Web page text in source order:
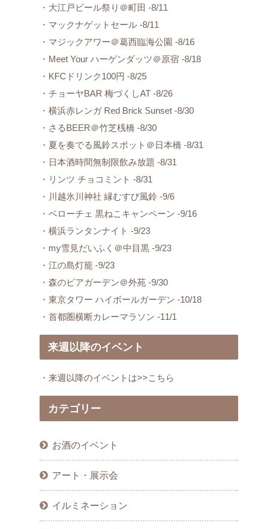
・大江戸ビール祭り＠町田 -8/11
・マックナゲットセール -8/11
・マジックアワー＠葛西臨海公園 -8/16
・Meet Your ハーゲンダッツ＠原宿 -8/18
・KFCドリンク100円 -8/25
・チョーヤBAR 梅づくしAT -8/26
・横浜赤レンガ Red Brick Sunset -8/30
・さるBEER＠竹芝桟橋 -8/30
・夏を奏でる風鈴スポット＠日本橋 -8/31
・日本酒時間無制限飲み放題 -8/31
・リンツ チョコミント -8/31
・川越氷川神社 縁むすび風鈴 -9/6
・ベローチェ 黒ねこキャンペーン -9/16
・横浜ランタンナイト -9/23
・my雪見だいふく＠中目黒 -9/23
・江の島灯籠 -9/23
・森のビアガーデン＠外苑 -9/30
・東京タワー ハイボールガーデン -10/18
・首都圏横断カレーマラソン -11/1
来週以降のイベント
・来週以降のイベントは>>こちら
カテゴリー
お酒のイベント
アート・展示会
イルミネーション